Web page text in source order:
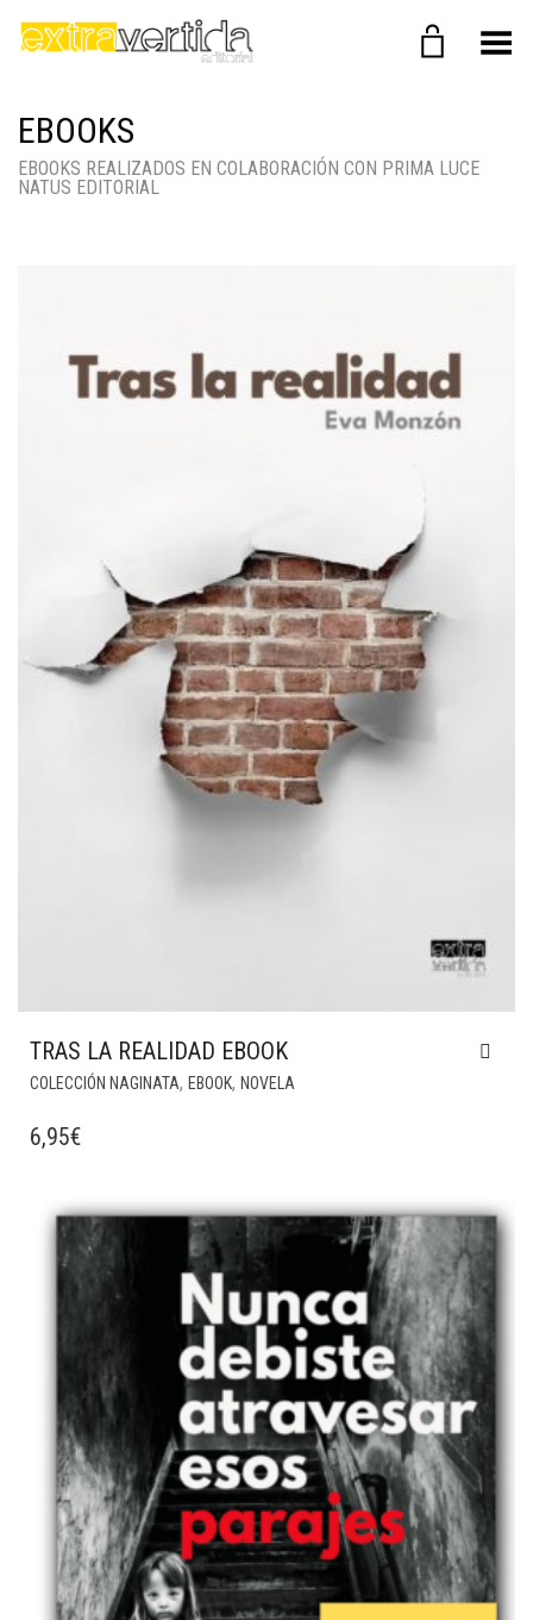
Menú
EBOOKS
EBOOKS REALIZADOS EN COLABORACIÓN CON PRIMA LUCE
NATUS EDITORIAL
TRAS LA REALIDAD EBOOK
COLECCIÓN NAGINATA, EBOOK, NOVELA
6,95€